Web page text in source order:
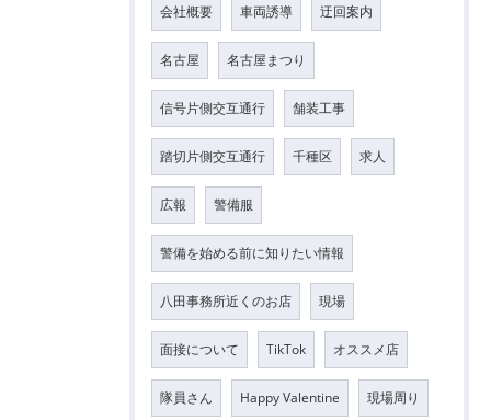
会社概要 車両誘導 迂回案内
名古屋 名古屋まつり
信号片側交互通行 舗装工事
踏切片側交互通行 千種区 求人
広報 警備服
警備を始める前に知りたい情報
八田事務所近くのお店 現場
面接について TikTok オススメ店
隊員さん Happy Valentine 現場周り